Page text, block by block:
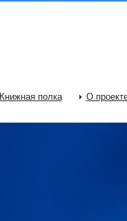
Книжная полка О